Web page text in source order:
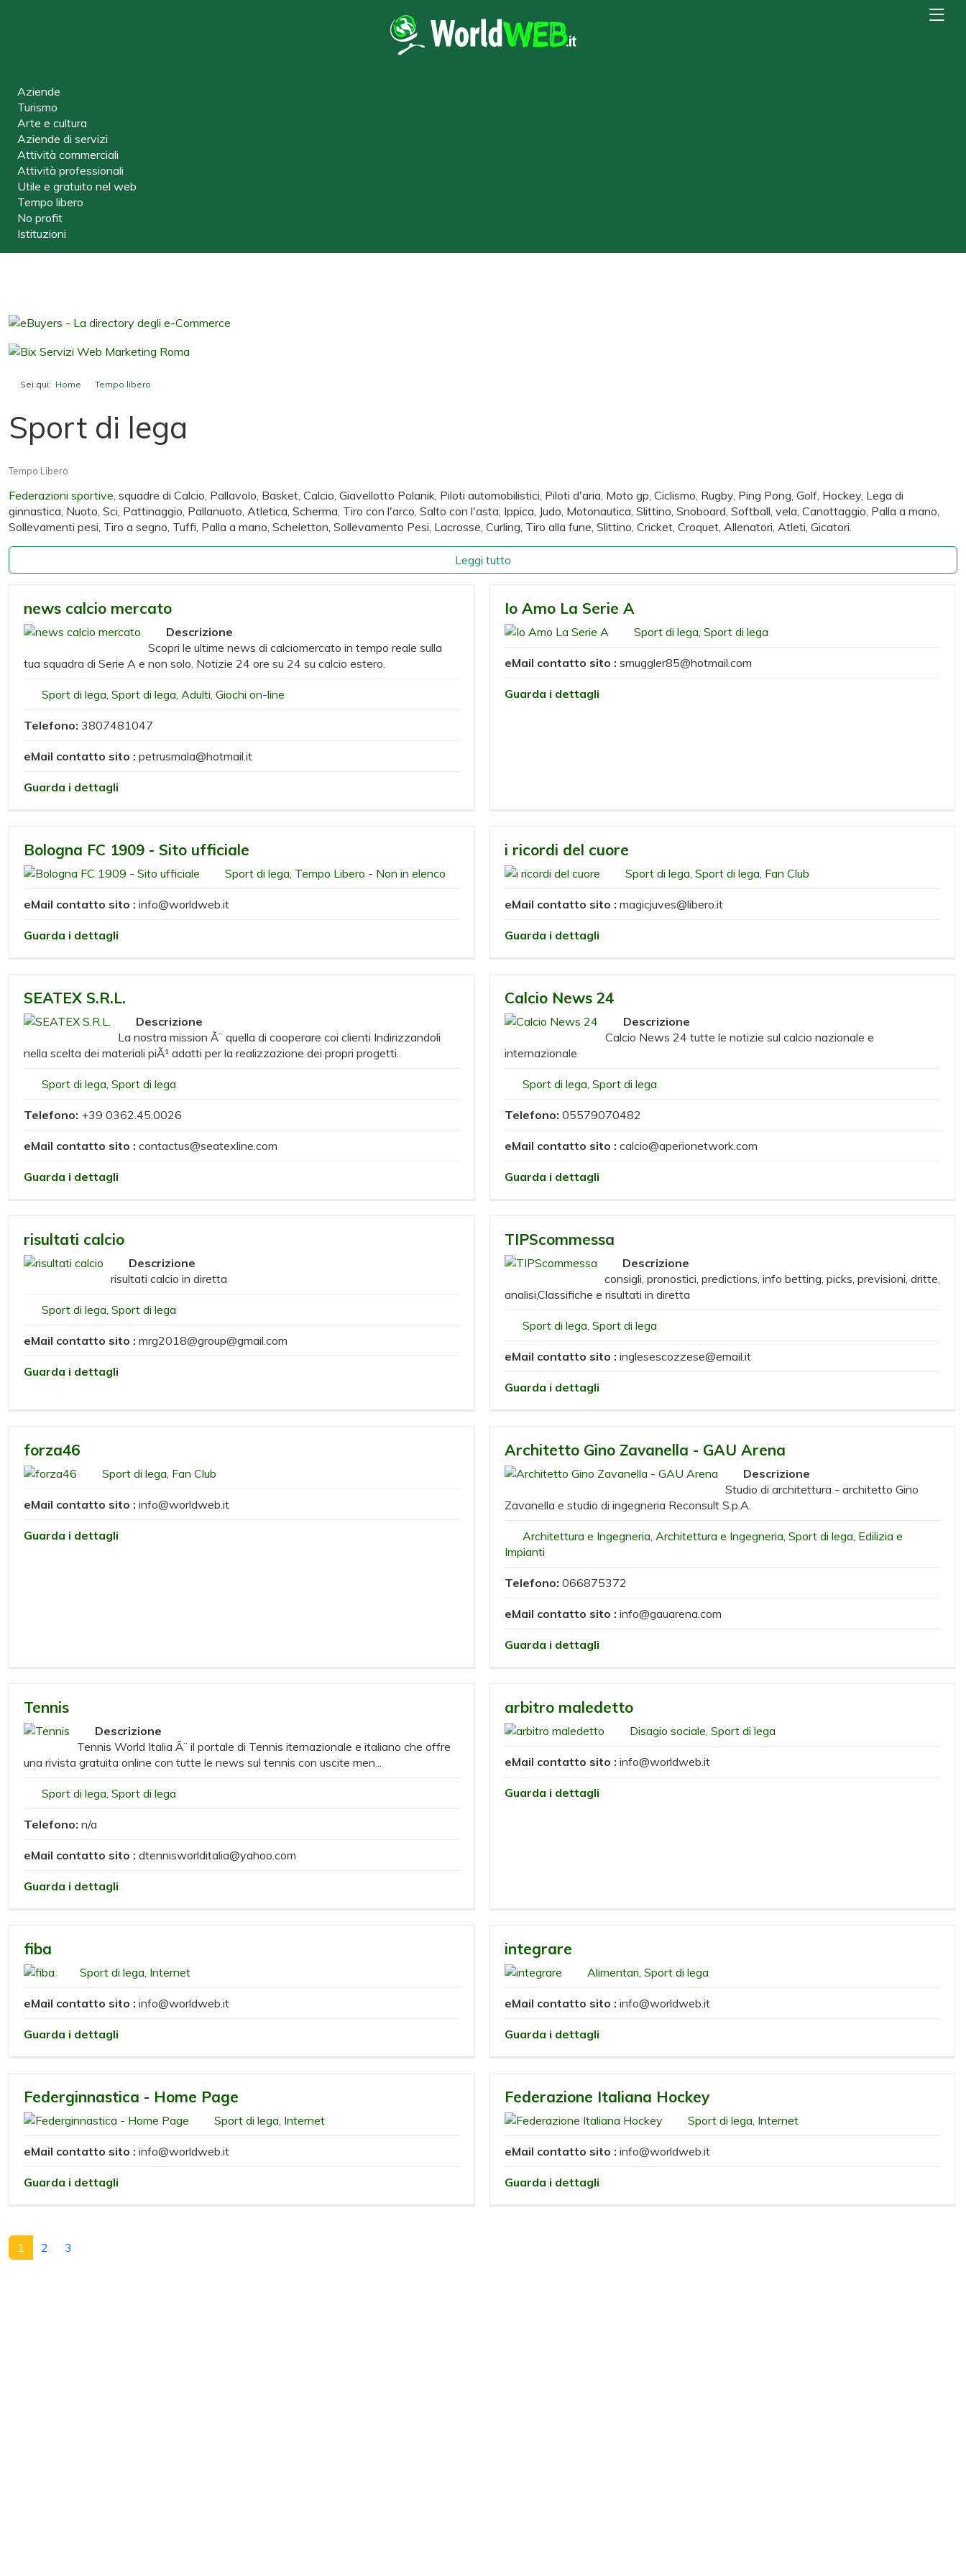
Aziende
Turismo
Arte e cultura
Aziende di servizi
Attività commerciali
Attività professionali
Utile e gratuito nel web
Tempo libero
No profit
Istituzioni
Sei qui: Home Tempo libero
Sport di lega
Tempo Libero
Federazioni sportive , squadre di Calcio, Pallavolo, Basket, Calcio, Giavellotto Polanik, Piloti automobilistici, Piloti d'aria, Moto gp, Ciclismo, Rugby, Ping Pong, Golf, Hockey, Lega di
ginnastica, Nuoto, Sci, Pattinaggio, Pallanuoto, Atletica, Scherma, Tiro con l'arco, Salto con l'asta, Ippica, Judo, Motonautica, Slittino, Snoboard, Softball, vela, Canottaggio, Palla a mano,
Sollevamenti pesi, Tiro a segno, Tuffi, Palla a mano, Scheletton, Sollevamento Pesi, Lacrosse, Curling, Tiro alla fune, Slittino, Cricket, Croquet, Allenatori, Atleti, Gicatori.
Leggi tutto
news calcio mercato
Descrizione
Scopri le ultime news di calciomercato in tempo reale sulla
tua squadra di Serie A e non solo. Notizie 24 ore su 24 su calcio estero.
Sport di lega Sport di lega Adulti Giochi on-line
Telefono: 3807481047
eMail contatto sito : petrusmala@hotmail.it
Guarda i dettagli
Io Amo La Serie A
Sport di lega Sport di lega
eMail contatto sito : smuggler85@hotmail.com
Guarda i dettagli
Bologna FC 1909 - Sito ufficiale
Sport di lega Tempo Libero - Non in elenco
eMail contatto sito : info@worldweb.it
Guarda i dettagli
i ricordi del cuore
Sport di lega Sport di lega Fan Club
eMail contatto sito : magicjuves@libero.it
Guarda i dettagli
SEATEX S.R.L.
Descrizione
La nostra mission Ã¨ quella di cooperare coi clienti Indirizzandoli
nella scelta dei materiali piÃ¹ adatti per la realizzazione dei propri progetti.
Sport di lega Sport di lega
Telefono: +39 0362.45.0026
eMail contatto sito : contactus@seatexline.com
Guarda i dettagli
Calcio News 24
Descrizione
Calcio News 24 tutte le notizie sul calcio nazionale e
internazionale
Sport di lega Sport di lega
Telefono: 05579070482
eMail contatto sito : calcio@aperionetwork.com
Guarda i dettagli
risultati calcio
Descrizione
risultati calcio in diretta
Sport di lega Sport di lega
eMail contatto sito : mrg2018@group@gmail.com
Guarda i dettagli
TIPScommessa
Descrizione
consigli, pronostici, predictions, info betting, picks, previsioni, dritte,
analisi,Classifiche e risultati in diretta
Sport di lega Sport di lega
eMail contatto sito : inglesescozzese@email.it
Guarda i dettagli
forza46
Sport di lega Fan Club
eMail contatto sito : info@worldweb.it
Guarda i dettagli
Architetto Gino Zavanella - GAU Arena
Descrizione
Studio di architettura - architetto Gino
Zavanella e studio di ingegneria Reconsult S.p.A.
Architettura e Ingegneria Architettura e Ingegneria Sport di lega Edilizia e
Impianti
Telefono: 066875372
eMail contatto sito : info@gauarena.com
Guarda i dettagli
Tennis
Descrizione
Tennis World Italia Ã¨ il portale di Tennis iternazionale e italiano che offre
una rivista gratuita online con tutte le news sul tennis con uscite men...
Sport di lega Sport di lega
Telefono: n/a
eMail contatto sito : dtennisworlditalia@yahoo.com
Guarda i dettagli
arbitro maledetto
Disagio sociale Sport di lega
eMail contatto sito : info@worldweb.it
Guarda i dettagli
fiba
Sport di lega Internet
eMail contatto sito : info@worldweb.it
Guarda i dettagli
integrare
Alimentari Sport di lega
eMail contatto sito : info@worldweb.it
Guarda i dettagli
Federginnastica - Home Page
Sport di lega Internet
eMail contatto sito : info@worldweb.it
Guarda i dettagli
Federazione Italiana Hockey
Sport di lega Internet
eMail contatto sito : info@worldweb.it
Guarda i dettagli
1 2 3